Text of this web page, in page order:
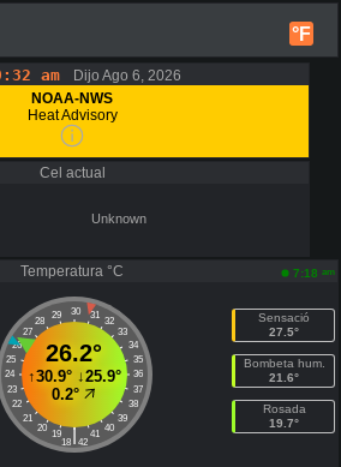
°F
am
Dijo Ago 6, 2026
NOAA-NWS
Heat Advisory
Cel actual
Unknown
Temperatura °C 7:18 am
30
29 31
28
32
27
33
26
34
25
35
24
36
23
37
22
38
21
39
20
40
19 41
|
18 42
26.2°
↑30.9°↓25.9°
0.2°
Sensació
27.5°
Bombeta hum.
21.6°
Rosada
19.7°